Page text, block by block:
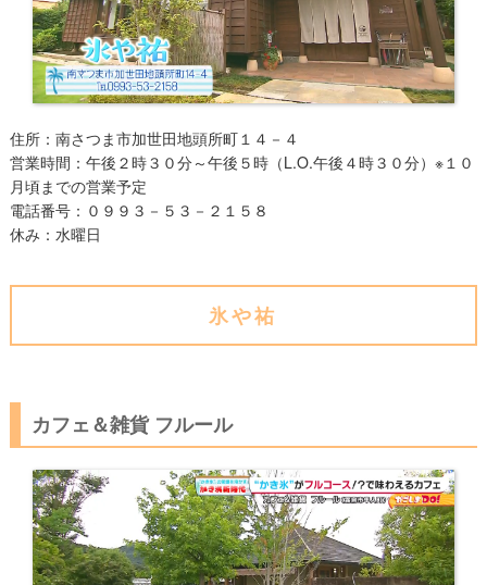
住所：南さつま市加世田地頭所町１４－４
営業時間：午後２時３０分～午後５時（L.O.午後４時３０分）※１０
月頃までの営業予定
電話番号：０９９３－５３－２１５８
​休み：​水曜日
氷や祐
カフェ＆雑貨 フルール